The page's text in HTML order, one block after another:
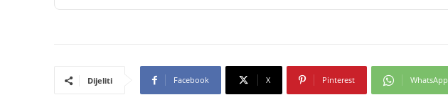
Dijeliti Facebook X Pinterest WhatsApp